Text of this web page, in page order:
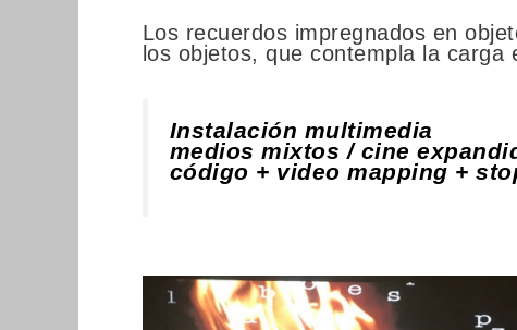
Los recuerdos impregnados en
los objetos, que contempla la
Instalación multimedia
medios mixtos / cine
código + video mapping +